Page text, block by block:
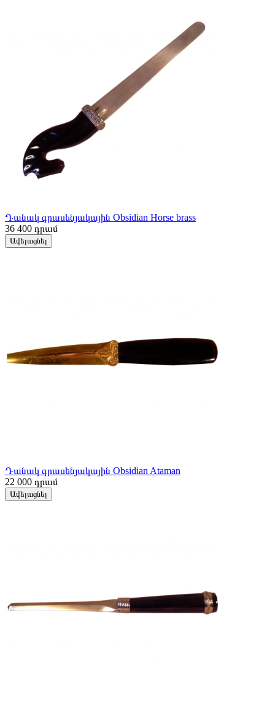
Դանակ գրասենյակային Obsidian Horse brass
36 400 դրամ
Ավելացնել
Դանակ գրասենյակային Obsidian Ataman
22 000 դրամ
Ավելացնել